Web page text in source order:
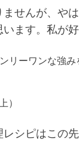
せんが、や
ます。私が
リーワンな強み
）
シピはこの